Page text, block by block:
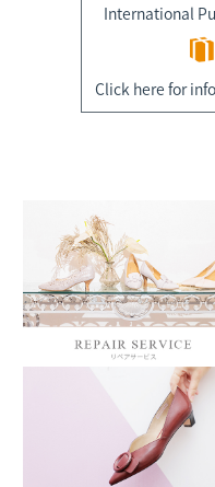
International
Click here for